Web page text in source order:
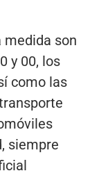
medida son
y 00, los
como las
siempre